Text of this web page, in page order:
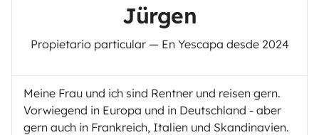
Jürgen
Propietario particular — En Yescapa desde 2024
Meine Frau und ich sind Rentner und reisen gern.
Vorwiegend in Europa und in Deutschland - aber
gern auch in Frankreich, Italien und Skandinavien.